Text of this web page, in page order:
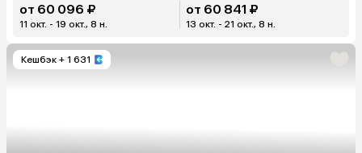
от 60 096 ₽
11 окт. - 19 окт., 8 н.
от 60 841 ₽
13 окт. - 21 окт., 8 н.
Кешбэк + 1 631